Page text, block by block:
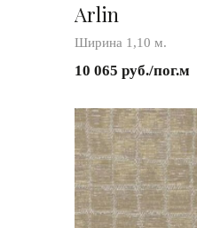
Arlin
Ширина 1,10 м.
10 065 руб./пог.м